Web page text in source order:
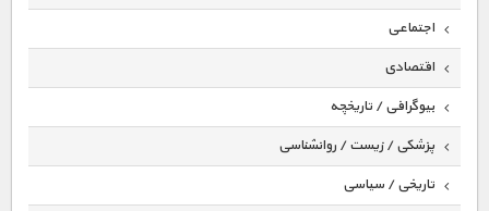
اجتماعی
اقتصادی
بیوگرافی / تاریخچه
پزشکی / زیست / روانشناسی
تاریخی / سیاسی